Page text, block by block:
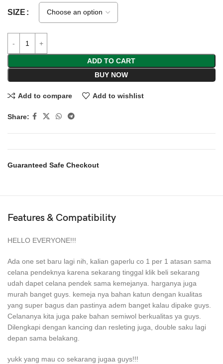
SIZE
ADD TO CART
BUY NOW
Add to compare Add to wishlist
Share:
Guaranteed Safe Checkout
Features & Compatibility
HELLO EVERYONE!!!
Ada one set baru lagi nih, kalian gaperlu co 1 per 1 atasan sama
celana pendeknya karena sekarang tinggal klik beli sekarang
udah dapet celana pendek sama kemejanya. harganya juga
murah banget guys. kemeja nya bahan katun dengan kualitas
yang super bagus dan pastinya adem banget kalau dipake guys.
Celananya kita juga pake bahan semiwol berkualitas ya guys.
Dilengkapi dengan kancing dan resleting juga, double saku lagi
depan sama belakang.
yukk yang mau co sekarang jugaa guys!!!